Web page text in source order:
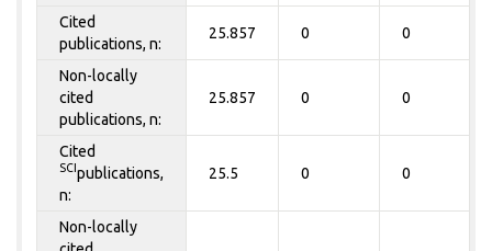
Cited
publications, n:
25.857 0 0
Non-locally
cited
publications, n:
25.857 0 0
Cited
SCI publications,
n:
25.5 0 0
Non-locally